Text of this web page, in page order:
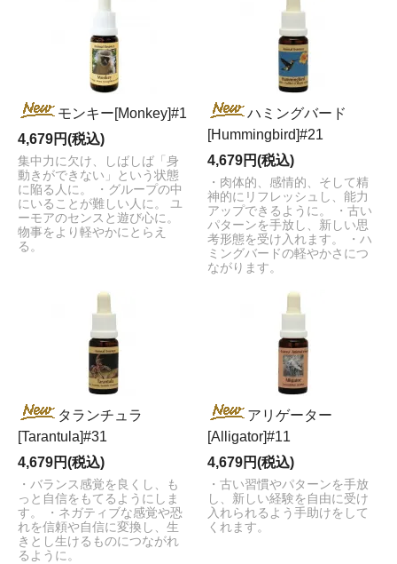
モンキー[Monkey]#1
4,679円(税込)
集中力に欠け、しばしば「身
動きができない」という状態
に陥る人に。 ・グループの中
にいることが難しい人に。 ユ
ーモアのセンスと遊び心に。
物事をより軽やかにとらえ
る。
ハミングバード
[Hummingbird]#21
4,679円(税込)
・肉体的、感情的、そして精
神的にリフレッシュし、能力
アップできるように。 ・古い
パターンを手放し、新しい思
考形態を受け入れます。 ・ハ
ミングバードの軽やかさにつ
ながります。
タランチュラ
[Tarantula]#31
4,679円(税込)
・バランス感覚を良くし、も
っと自信をもてるようにしま
す。 ・ネガティブな感覚や恐
れを信頼や自信に変換し、生
きとし生けるものにつながれ
るように。
アリゲーター
[Alligator]#11
4,679円(税込)
・古い習慣やパターンを手放
し、新しい経験を自由に受け
入れられるよう手助けをして
くれます。